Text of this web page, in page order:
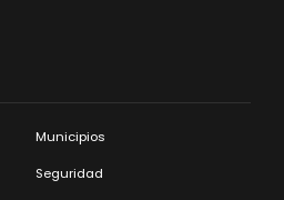
Municipios
Seguridad